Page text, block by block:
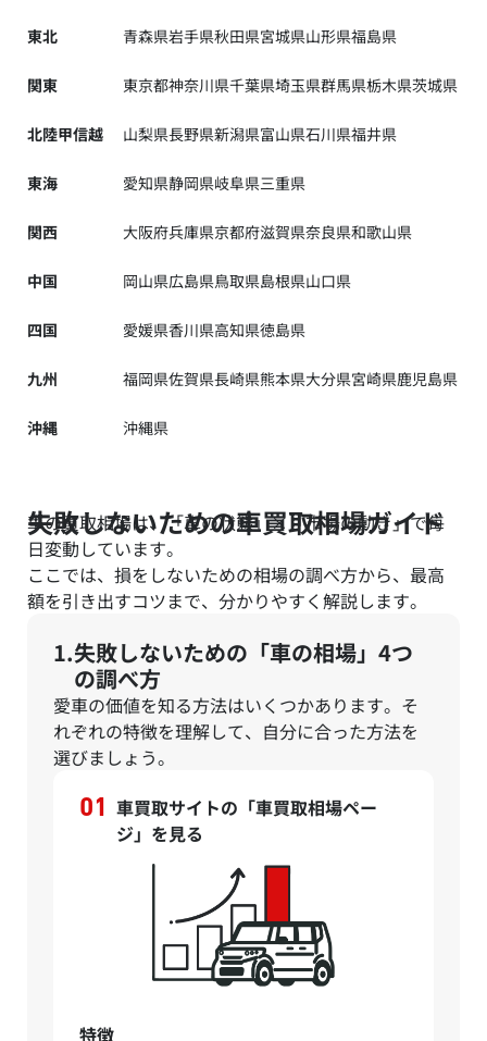
東北 青森県岩手県秋田県宮城県山形県福島県
関東 東京都神奈川県千葉県埼玉県群馬県栃木県茨城県
北陸甲信越 山梨県長野県新潟県富山県石川県福井県
東海 愛知県静岡県岐阜県三重県
関西 大阪府兵庫県京都府滋賀県奈良県和歌山県
中国 岡山県広島県鳥取県島根県山口県
四国 愛媛県香川県高知県徳島県
九州 福岡県佐賀県長崎県熊本県大分県宮崎県鹿児島県
沖縄 沖縄県
失敗しないための車買取相場ガイド
車の買取相場は、「車の状態」×「市場の動き」で毎
日変動しています。
ここでは、損をしないための相場の調べ方から、最高
額を引き出すコツまで、分かりやすく解説します。
失敗しないための「車の相場」4つ
の調べ方
愛車の価値を知る方法はいくつかあります。そ
れぞれの特徴を理解して、自分に合った方法を
選びましょう。
車買取サイトの「車買取相場ペー
ジ」を見る
特徴